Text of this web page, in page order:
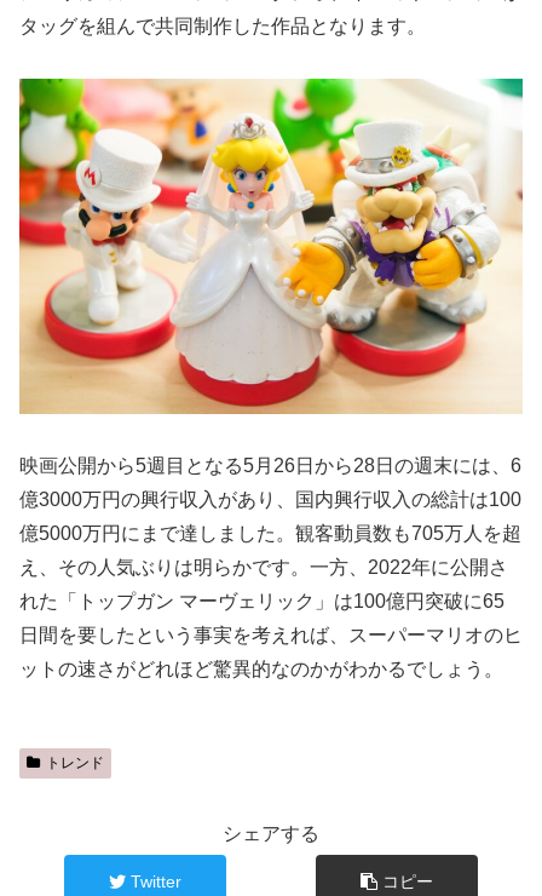
タッグを組んで共同制作した作品となります。
映画公開から5週目となる5月26日から28日の週末には、6
億3000万円の興行収入があり、国内興行収入の総計は100
億5000万円にまで達しました。観客動員数も705万人を超
え、その人気ぶりは明らかです。一方、2022年に公開さ
れた「トップガン マーヴェリック」は100億円突破に65
日間を要したという事実を考えれば、スーパーマリオのヒ
ットの速さがどれほど驚異的なのかがわかるでしょう。
トレンド
シェアする
Twitter コピー